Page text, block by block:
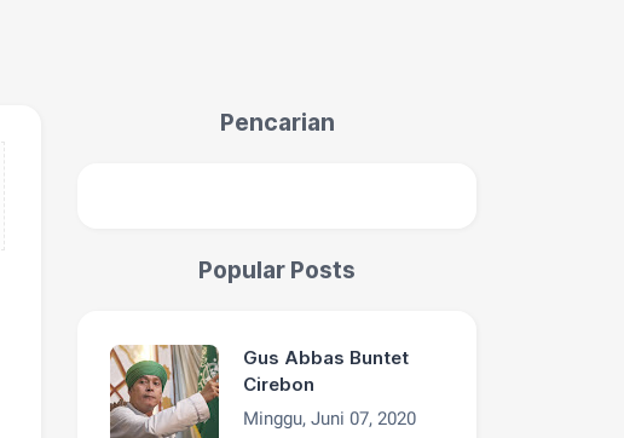
Pencarian
Popular Posts
Gus Abbas Buntet
Cirebon
Minggu, Juni 07, 2020